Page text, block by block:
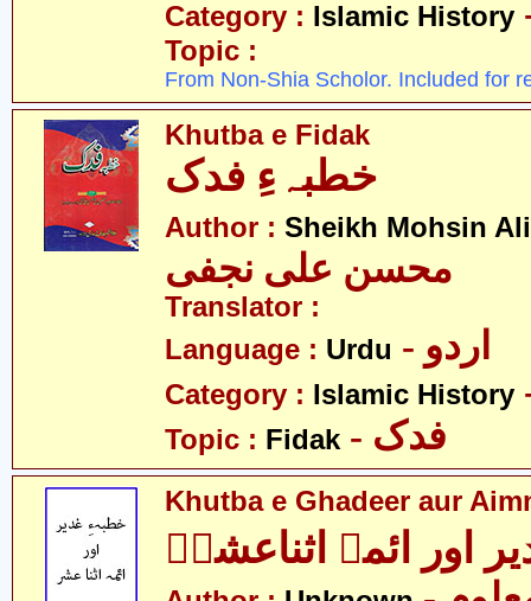
Category : Islamic History
Topic :
From Non-Shia Scholor. Included for
Khutba e Fidak
خطبہءِ فدک
Author : Sheikh Mohsin
محسن علی نجفی
Translator :
Language : Urdu - اردو
Category : Islamic History
Topic : Fidak - فدک
Khutba e Ghadeer aur
اور ائمہ اثناعشرؑ